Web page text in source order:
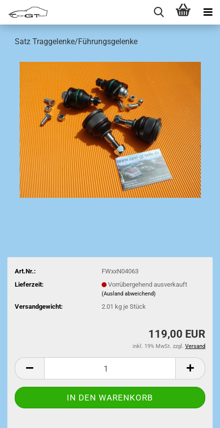
Satz Traggelenke/Führungsgelenke
Art.Nr.:
FWxxN04063
Lieferzeit:
Vorrübergehend ausverkauft
(Ausland abweichend)
Versandgewicht: 2.01 kg je Stück
119,00 EUR
inkl. 19% MwSt. zzgl. Versand